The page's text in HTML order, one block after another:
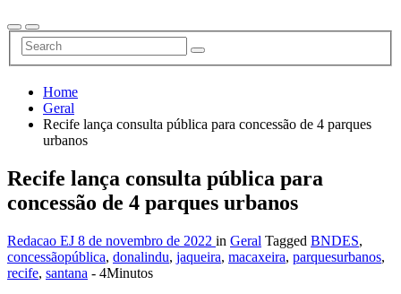
Home
Geral
Recife lança consulta pública para concessão de 4 parques
urbanos
Recife lança consulta pública para
concessão de 4 parques urbanos
Redacao EJ 8 de novembro de 2022 in Geral Tagged BNDES,
concessãopública, donalindu, jaqueira, macaxeira, parquesurbanos,
recife, santana - 4Minutos